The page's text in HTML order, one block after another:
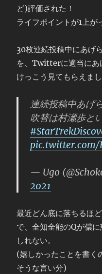
ど)評価された！
ライフポイントが1上が
30枚連続投稿中にあげ
を、Twitterに適当にあ
けっこう見てもらえまし
連続投稿中あげ
吹替は村瀬歩と
pic.twitter.com/
— Ugo
2021
最近どん底に落ちるほ
で、全知全能のQが儂
しれない。
(嬉しかったことを書く
そうな言い分)